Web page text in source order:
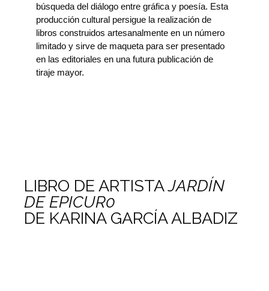
búsqueda del diálogo entre gráfica y poesía. Esta
producción cultural persigue la realización de
libros construidos artesanalmente en un número
limitado y sirve de maqueta para ser presentado
en las editoriales en una futura publicación de
tiraje mayor.
LIBRO DE ARTISTAJARDÍN
DE EPICUR0
DE KARINA GARCÍA ALBADIZ